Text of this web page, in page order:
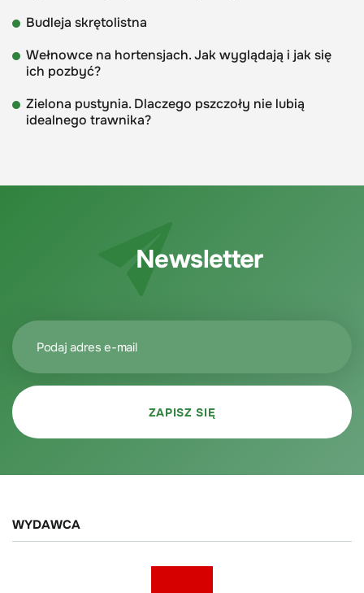
Budleja skrętolistna
Wełnowce na hortensjach. Jak wyglądają i jak się
ich pozbyć?
Zielona pustynia. Dlaczego pszczoły nie lubią
idealnego trawnika?
Newsletter
WYDAWCA